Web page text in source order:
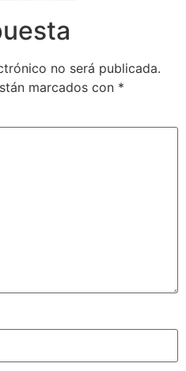
no será publicada.
marcados con *